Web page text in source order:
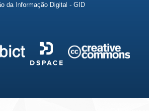
da Informação Digital - GID